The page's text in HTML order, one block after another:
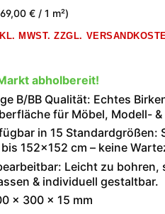
€ / 1 m²)
MWST. ZZGL.
abholbereit!
B/BB Qualität: Echtes
für Möbel, Modell- &
in 15 Standardgrößen:
152×152 cm – keine
Leicht zu bohren,
& individuell gestaltbar.
× 300 × 15 mm